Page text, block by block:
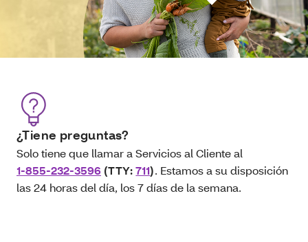
¿Tiene preguntas?
Solo tiene que llamar a Servicios al Cliente al
1-855-232-3596 (TTY:711). Estamos a su disposición
las 24 horas del día, los 7 días de la semana.